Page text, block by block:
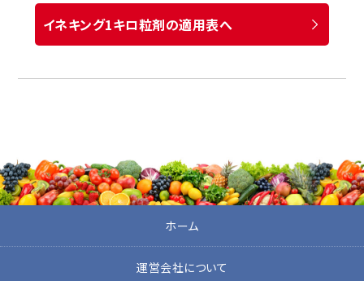
イネキング1キロ粒剤の適用表へ
ホーム
運営会社について